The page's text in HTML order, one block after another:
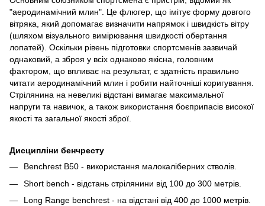
"аеродинамічний млин". Це флюгер, що імітує форму довгого
вітряка, який допомагає визначити напрямок і швидкість вітру
(шляхом візуального вимірювання швидкості обертання
лопатей). Оскільки рівень підготовки спортсменів зазвичай
однаковий, а зброя у всіх однаково якісна, головним
фактором, що впливає на результат, є здатність правильно
читати аеродинамічний млин і робити найточніші коригування.
Стрілянина на невеликі відстані вимагає максимальної
напруги та навичок, а також використання боєприпасів високої
якості та загальної якості зброї.
Дисципліни бенчресту
Benchrest B50 - використання малокаліберних стволів.
Short bench - відстань стрілянини від 100 до 300 метрів.
Long Range benchrest - на відстані від 400 до 1000 метрів.